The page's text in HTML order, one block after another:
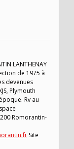
LANTHENAY
de 1975 à
devenues
Plymouth
Rv au
Romorantin-
Site